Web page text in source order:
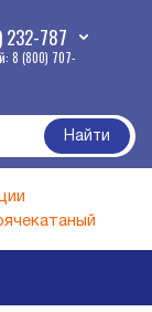
232-787
8 (800) 707-
Найти